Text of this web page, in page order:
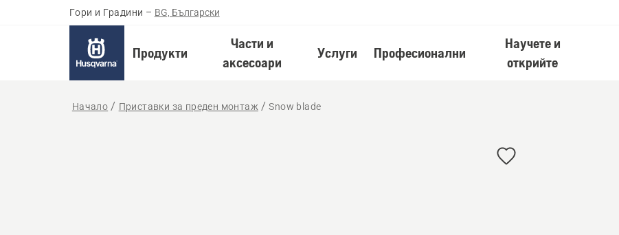
Гори и Градини – BG, Български
Продукти
Части и
аксесоари
Услуги Професионални
Научете и
открийте
Начало Приставки за преден монтаж Snow blade